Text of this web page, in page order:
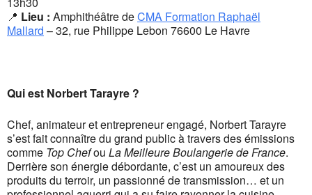
📍 Lieu : Amphithéâtre deCMA Formation Raphaël
Mallard – 32, rue Philippe Lebon 76600 Le Havre
Qui est Norbert Tarayre ?
Chef, animateur et entrepreneur engagé, Norbert Tarayre
s’est fait connaître du grand public à travers des émissions
comme Top Chefou La Meilleure Boulangerie de France.
Derrière son énergie débordante, c’est un amoureux des
produits du terroir, un passionné de transmission… et un